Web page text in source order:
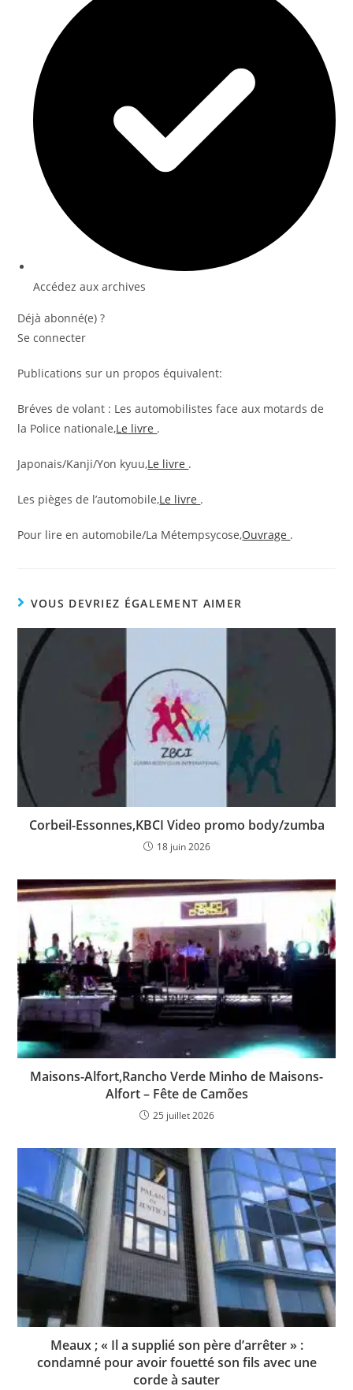
Accédez aux archives
Déjà abonné(e) ?
Se connecter
Publications sur un propos équivalent:
Bréves de volant : Les automobilistes face aux motards de
la Police nationale,Le livre .
Japonais/Kanji/Yon kyuu,Le livre .
Les pièges de l’automobile,Le livre .
Pour lire en automobile/La Métempsycose,Ouvrage .
VOUS DEVRIEZ ÉGALEMENT AIMER
Corbeil-Essonnes,KBCI Video promo body/zumba
18 juin 2026
Maisons-Alfort,Rancho Verde Minho de Maisons-
Alfort – Fête de Camões
25 juillet 2026
Meaux ; « Il a supplié son père d’arrêter » :
condamné pour avoir fouetté son fils avec une
corde à sauter